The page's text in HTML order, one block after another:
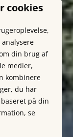
cookies
din brug af
medier,
kombinere
du har
på din
se